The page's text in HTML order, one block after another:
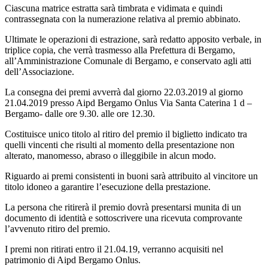
Ciascuna matrice estratta sarà timbrata e vidimata e quindi
contrassegnata con la numerazione relativa al premio abbinato.
Ultimate le operazioni di estrazione, sarà redatto apposito verbale, in
triplice copia, che verrà trasmesso alla Prefettura di Bergamo,
all’Amministrazione Comunale di Bergamo, e conservato agli atti
dell’Associazione.
La consegna dei premi avverrà dal giorno 22.03.2019 al giorno
21.04.2019 presso Aipd Bergamo Onlus Via Santa Caterina 1 d –
Bergamo- dalle ore 9.30. alle ore 12.30.
Costituisce unico titolo al ritiro del premio il biglietto indicato tra
quelli vincenti che risulti al momento della presentazione non
alterato, manomesso, abraso o illeggibile in alcun modo.
Riguardo ai premi consistenti in buoni sarà attribuito al vincitore un
titolo idoneo a garantire l’esecuzione della prestazione.
La persona che ritirerà il premio dovrà presentarsi munita di un
documento di identità e sottoscrivere una ricevuta comprovante
l’avvenuto ritiro del premio.
I premi non ritirati entro il 21.04.19, verranno acquisiti nel
patrimonio di Aipd Bergamo Onlus.